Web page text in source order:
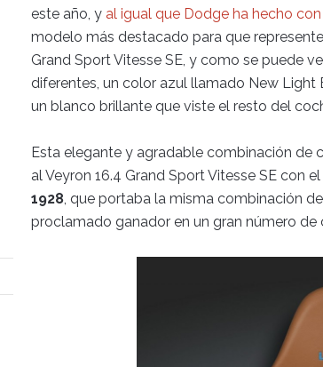
este año, y al igual que Dodge ha hecho con
modelo más destacado para que
Grand Sport Vitesse SE, y como se puede
diferentes, un color azul llamado New Light
un blanco brillante que viste el resto del
Esta elegante y agradable combinación de
al Veyron 16.4 Grand Sport Vitesse SE con
1928, que portaba la misma combinación
proclamado ganador en un gran número de